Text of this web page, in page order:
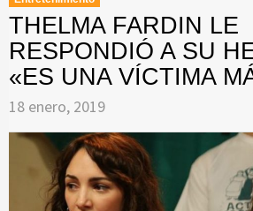
THELMA FARDIN LE
RESPONDIÓ A SU
«ES UNA VÍCTIMA
18 enero, 2019